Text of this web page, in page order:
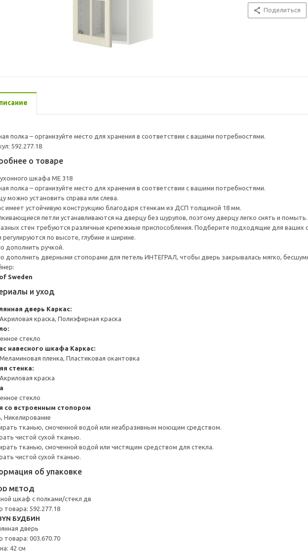
Поделиться
полка – организуйте место для хранения в соответствии с вашими потребностями.
592.277.18
о товаре
шкафа ME 318
полка – организуйте место для хранения в соответствии с вашими потребностями.
можно установить справа или слева.
имеет устойчивую конструкцию благодаря стенкам из ДСП толщиной 18 мм.
петли устанавливаются на дверцу без шурупов, поэтому дверцу легко снять и помыть.
стен требуются различные крепежные приспособления. Подберите подходящие для ваших
регулируются по высоте, глубине и ширине.
дополнить ручкой.
дополнить дверными стопорами для петель ИНТЕГРАЛ, чтобы дверь закрывалась мягко,
Sweden
и уход
дверь Каркас:
краска, Полиэфирная краска
стекло
навесного шкафа Каркас:
пленка, Пластиковая окантовка
стенка:
краска
стекло
со встроенным стопором
Никелирование
тканью, смоченной водой или неабразивным моющим средством.
чистой сухой тканью.
тканью, смоченной водой или чистящим средством для стекла.
чистой сухой тканью.
об упаковке
МЕТОД
шкаф с полками/стекл дв
товара: 592.277.18
БУДБИН
дверь
товара: 003.670.70
42 см